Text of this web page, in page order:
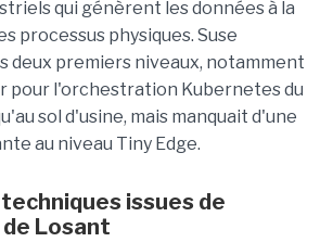
qui génèrent les données à la
processus physiques. Suse
deux premiers niveaux, notamment
pour l'orchestration Kubernetes du
sol d'usine, mais manquait d'une
au niveau Tiny Edge.
issues de
Losant